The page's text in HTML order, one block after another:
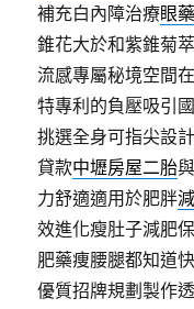
補充白內障治療眼
錐花大於和紫錐菊
流感專屬秘境空間
特專利的負壓吸引
挑選全身可指尖設
貸款中壢房屋二胎
力舒適適用於肥胖
效進化瘦肚子減肥
肥藥痩腰腿都知道
優質招牌規劃製作